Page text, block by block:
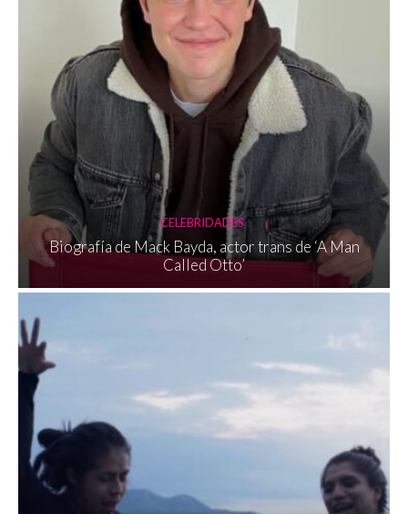
CELEBRIDADES
Biografía de Mack Bayda, actor trans de ‘A Man
Called Otto’